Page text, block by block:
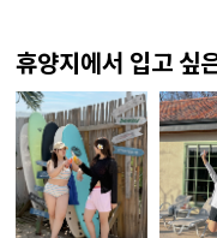
휴양지에서 입고 싶